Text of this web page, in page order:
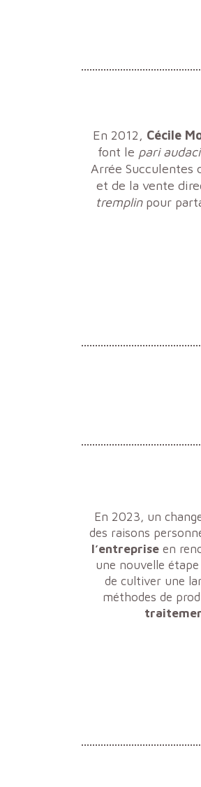
En 2012, Cécile
font le pari
Arrée Succulentes
et de la vente
tremplinpour
En 2023, un
des raisons
l’entrepriseen
une nouvelle
de cultiver une
méthodes de